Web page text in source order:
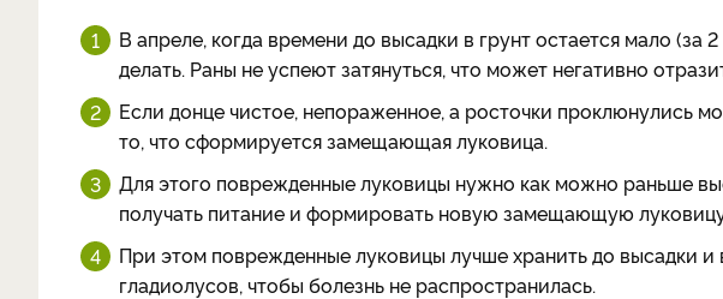
В апреле, когда времени до высадки в грунт остается мало (за
делать. Раны не успеют затянуться, что может негативно
Если донце чистое, непораженное, а росточки проклюнулись
то, что сформируется замещающая луковица.
Для этого поврежденные луковицы нужно как можно раньше
получать питание и формировать новую замещающую
При этом поврежденные луковицы лучше хранить до высадки и
гладиолусов, чтобы болезнь не распространилась.